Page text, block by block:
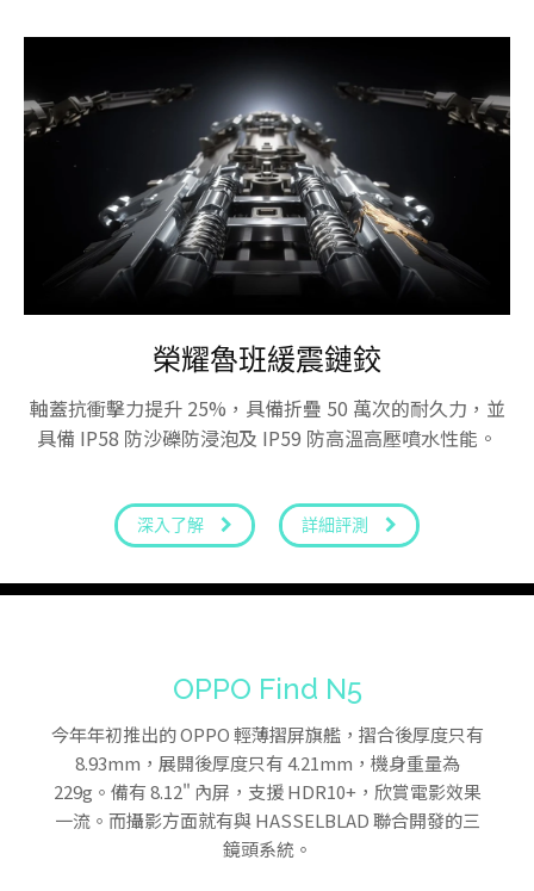
榮耀魯班緩震鏈鉸
軸蓋抗衝擊力提升 25%，具備折疊 50 萬次的耐久力，並
具備 IP58 防沙礫防浸泡及 IP59 防高溫高壓噴水性能。
深入了解 詳細評測
OPPO Find N5
今年年初推出的 OPPO 輕薄摺屏旗艦，摺合後厚度只有
8.93mm，展開後厚度只有 4.21mm，機身重量為
229g。備有 8.12" 內屏，支援 HDR10+，欣賞電影效果
一流。而攝影方面就有與 HASSELBLAD 聯合開發的三
鏡頭系統。